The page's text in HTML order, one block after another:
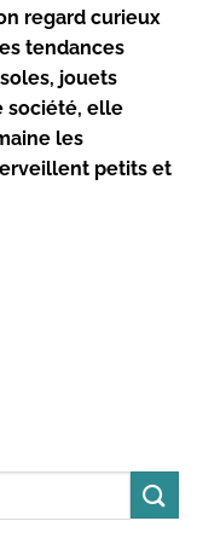
regard curieux
tendances
jouets
société, elle
les
petits et